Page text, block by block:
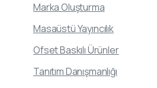
Marka Oluşturma
Masaüstü Yayıncılık
Ofset Baskılı Ürünler
Tanıtım Danışmanlığı